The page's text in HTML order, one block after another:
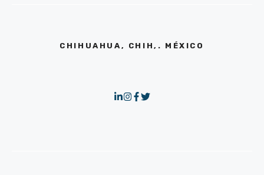
CHIHUAHUA, CHIH,. MÉXICO